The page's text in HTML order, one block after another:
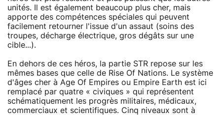
unités. Il est également beaucoup plus cher, mais
apporte des compétences spéciales qui peuvent
facilement retourner l'issue d'un assaut (soins des
troupes, décharge électrique, gros dégâts sur une
cible...).
En dehors de ces héros, la partie STR repose sur les
mêmes bases que celle de Rise Of Nations. Le système
d'âges cher à Age Of Empires ou Empire Earth est ici
remplacé par quatre « civiques » qui représentent
schématiquement les progrès militaires, médicaux,
commerciaux et scientifiques. Cinq niveaux sont à